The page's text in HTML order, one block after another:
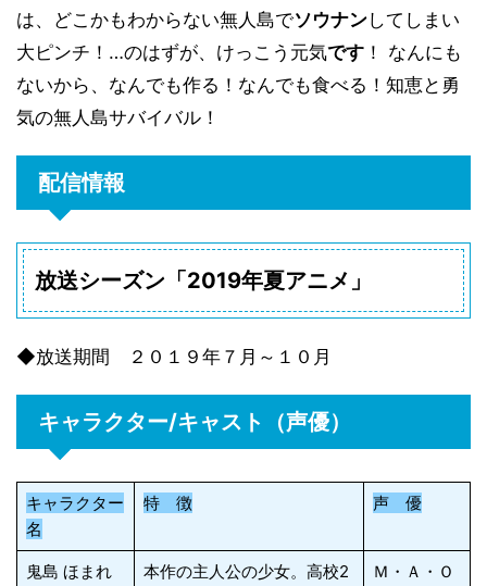
は、どこかもわからない無人島でソウナンしてしまい
大ピンチ！…のはずが、けっこう元気です ！ なんにも
ないから、なんでも作る！なんでも食べる！知恵と勇
気の無人島サバイバル！
配信情報
放送シーズン「2019年夏アニメ」
◆放送期間 ２０１９年７月～１０月
キャラクター/キャスト（声優）
キャラクター
名
特 徴 声 優
鬼島 ほまれ
本作の主人公の少女。高校2
Ｍ・Ａ・Ｏ